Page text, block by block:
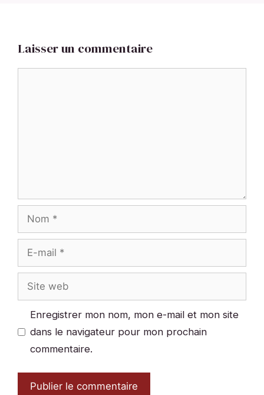
Laisser un commentaire
Nom
mail
Site
web
Enregistrer mon nom, mon e-mail et mon site
dans le navigateur pour mon prochain
commentaire.